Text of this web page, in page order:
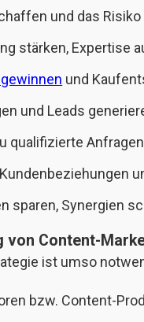
und das
stärken, Expertise
und
und Leads
qualifizierte
sparen, Synergien
von Content-
ist umso
bzw. Content-